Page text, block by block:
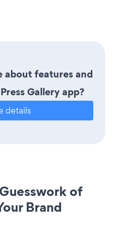
about features and
Gallery app?
details
of
Brand